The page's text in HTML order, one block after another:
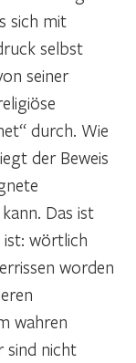
sich mit
selbst
seiner
durch. Wie
der Beweis
Das ist
ist: wörtlich
worden
wahren
sind nicht